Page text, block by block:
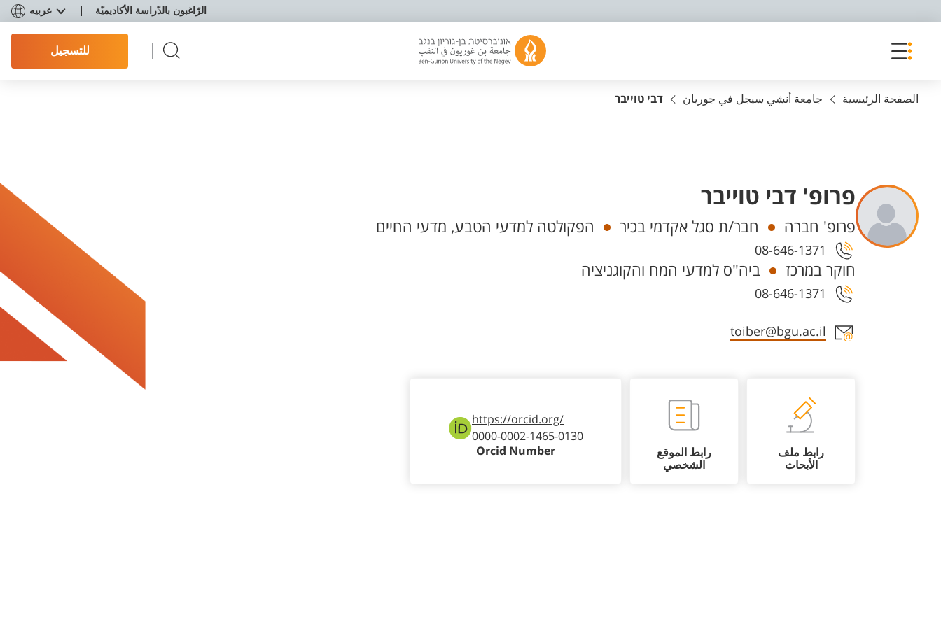
الرّاغبون بالدّراسة الأكاديميّة عربيه
للتسجيل
الصفحة الرئيسية جامعة أنشي سيجل في جوريان דבי טוייבר
פרופ' דבי טוייבר
Departments
פרופ' חברה חבר/ת סגל אקדמי בכיר הפקולטה למדעי הטבע, מדעי החיים
08-646-1371
חוקר במרכז ביה"ס למדעי המח והקוגניציה
08-646-1371
Staff member contact section
toiber@bgu.ac.il
رابط ملف
الأبحاث
رابط الموقع
الشخصي
https://orcid.org/
0000-0002-1465-0130
Orcid Number